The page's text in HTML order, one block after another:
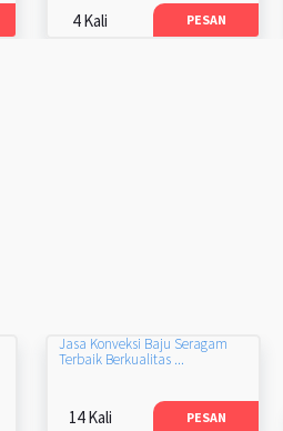
4 Kali PESAN
Jasa Konveksi Baju Seragam
Terbaik Berkualitas ...
14 Kali PESAN